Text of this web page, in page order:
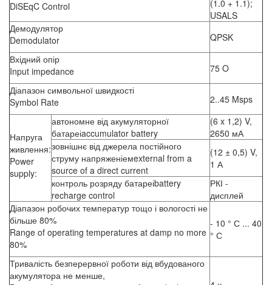
DiSEqC Control
(1.0 + 1.1);
USALS
Демодулятор
Demodulator
QPSK
Вхідний опір
Input impedance
75 O
Діапазон символьної швидкості
Symbol Rate
2..45 Msps
Напруга
живлення:
Power
supply:
автономне від акумуляторної
батареіaccumulator battery
(6 x 1,2) V,
2650 мА
зовнішнє від джерела постійного
струму напряженіемexternal from a
source of a direct current
(12 ± 0,5) V,
1 А
контроль розряду батареіbattery
recharge control
РКІ -
дисплей
Діапазон робочих температур тощо і вологості не
більше 80%
Range of operating temperatures at damp no more
80%
- 10 ° С ... 40
° С
Тривалість безперервної роботи від вбудованого
акумулятора не менше,